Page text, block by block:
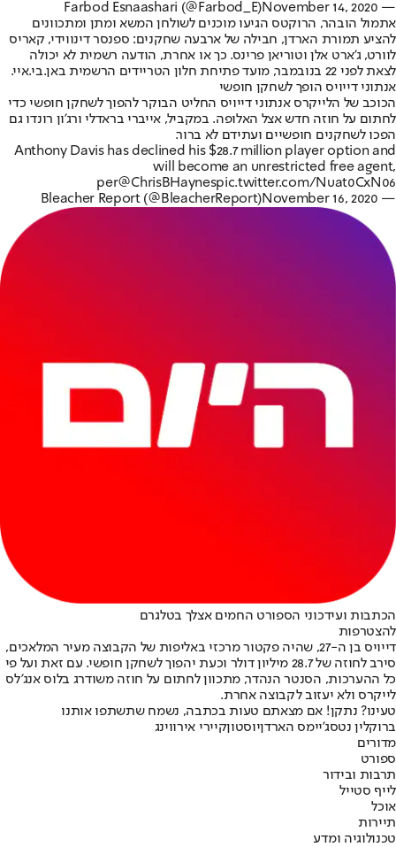
— Farbod Esnaashari (@Farbod_E)
November 14, 2020
אתמול הובהר, הרוקטס הגיעו מוכנים לשולחן המשא ומתן ומתכוונים
להציע תמורת הארדן, חבילה של ארבעה שחקנים: ספנסר דינווידי, קאריס
לוורט, ג'ארט אלן וטוריאן פרינס. כך או אחרת, הודעה רשמית לא יכולה
לצאת לפני 22 בנובמבר, מועד פתיחת חלון הטריידים הרשמית באן.בי.איי.
אנתוני דייויס הופך לשחקן חופשי
הכוכב של הלייקרס אנתוני דייויס החליט הבוקר להפוך לשחקן חופשי כדי
לחתום על חוזה חדש אצל האלופה. במקביל, אייברי בראדלי ורג'ון רונדו גם
הפכו לשחקנים חופשיים ועתידם לא ברור.
Anthony Davis has declined his $28.7 million player option and
will become an unrestricted free agent,
per@ChrisBHaynespic.twitter.com/Nuat0CxN06
— Bleacher Report (@BleacherReport)
November 16, 2020
הכתבות ועידכוני הספורט החמים אצלך בטלגרם
להצטרפות
דייויס בן ה-27, שהיה פקטור מרכזי באליפות של הקבוצה מעיר המלאכים,
סירב לחוזה של 28.7 מיליון דולר וכעת יהפוך לשחקן חופשי. עם זאת ועל פי
כל ההערכות, הסנטר הנהדר, מתכוון לחתום על חוזה משודרג בלוס אנג’לס
לייקרס ולא יעזוב לקבוצה אחרת.
טעינו? נתקן! אם מצאתם טעות בכתבה, נשמח שתשתפו אותנו
ברוקלין נטסג'יימס הארדןיוסטוןקיירי אירווינג
מדורים
ספורט
תרבות ובידור
לייף סטייל
אוכל
תיירות
טכנולוגיה ומדע